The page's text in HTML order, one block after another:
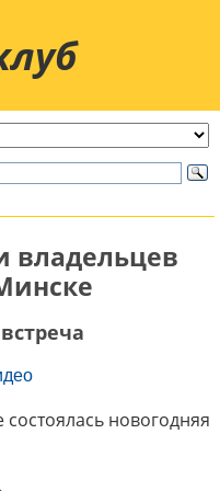
владельцев
новогодняя